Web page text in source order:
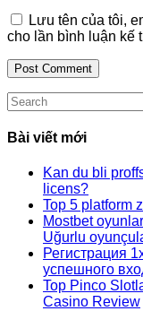
username
to
comment
address
to
comment
website
URL
Lưu tên của tôi,
cho lần bình luận kế
Search
this
website
Bài viết mới
Kan du bli
licens?
Top 5 platform
Mostbet
Uğurlu
Регистрация
успешного
Top Pinco
Casino Review